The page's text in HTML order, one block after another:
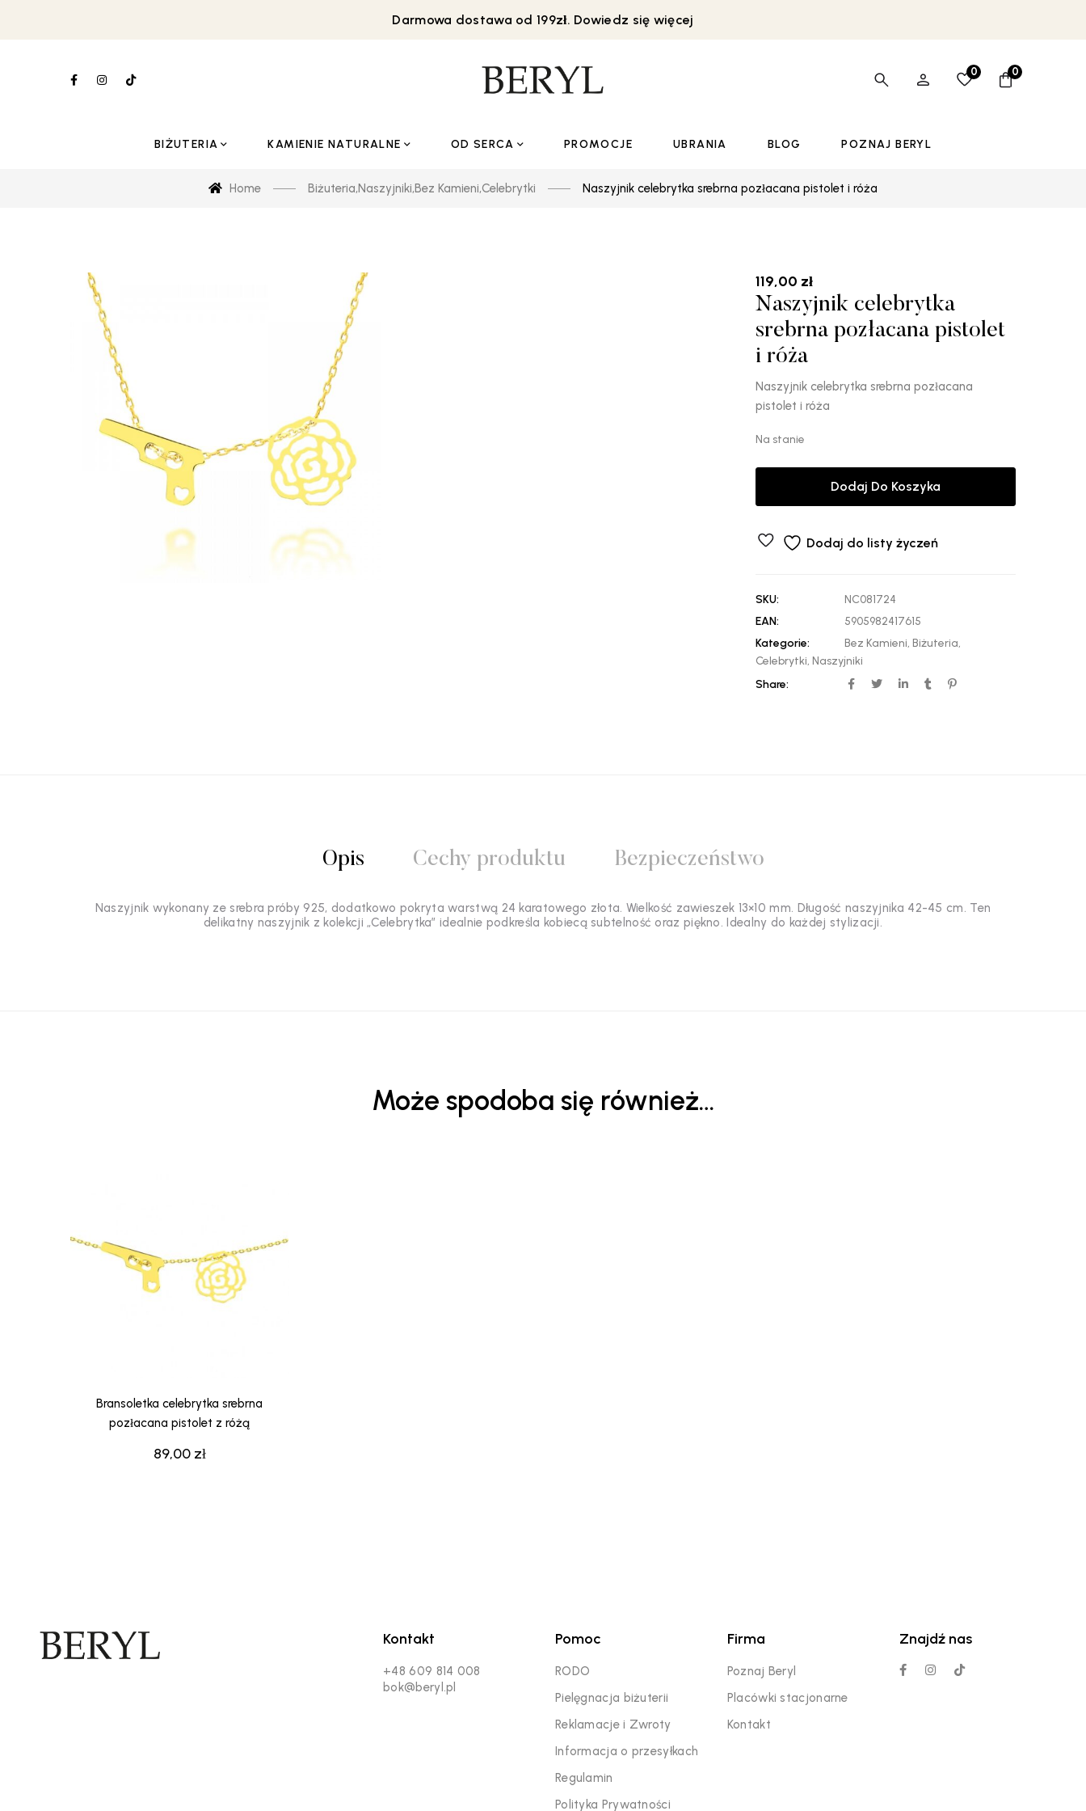
Darmowa dostawa od 199zł. Dowiedz się więcej
0 0
BIŻUTERIA KAMIENIE NATURALNE OD SERCA PROMOCJE UBRANIA BLOG POZNAJ BERYL
Home Biżuteria,Naszyjniki,Bez Kamieni,Celebrytki Naszyjnik celebrytka srebrna pozłacana pistolet i róża
119,00 zł
Naszyjnik celebrytka
srebrna pozłacana pistolet
i róża
Naszyjnik celebrytka srebrna pozłacana
pistolet i róża
Na stanie
Dodaj Do Koszyka
Dodaj do listy życzeń
SKU:
NC081724
EAN:
5905982417615
Kategorie:
Bez Kamieni, Biżuteria,
Celebrytki, Naszyjniki
Share:
Opis Cechy produktu Bezpieczeństwo
Naszyjnik wykonany ze srebra próby 925, dodatkowo pokryta warstwą 24 karatowego złota. Wielkość zawieszek 13×10 mm. Długość naszyjnika 42-45 cm. Ten
delikatny naszyjnik z kolekcji „Celebrytka” idealnie podkreśla kobiecą subtelność oraz piękno. Idealny do każdej stylizacji.
Może spodoba się również…
89,00 zł
Bransoletka celebrytka srebrna
pozłacana pistolet z różą
Kontakt
+48 609 814 008
bok@beryl.pl
Pomoc
RODO
Pielęgnacja biżuterii
Reklamacje i Zwroty
Informacja o przesyłkach
Regulamin
Polityka Prywatności
Firma
Poznaj Beryl
Placówki stacjonarne
Kontakt
Znajdź nas